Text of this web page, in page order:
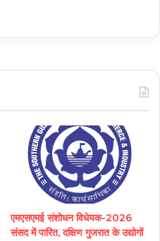
एमएसएमई संशोधन विधेयक-2026
संसद में पारित, दक्षिण गुजरात के उद्योगों